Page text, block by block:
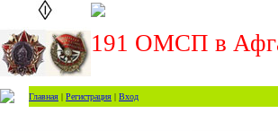
191 ОМСП в
Главная | Регистрация | Вход